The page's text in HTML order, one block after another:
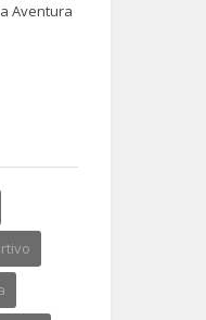
Aventura